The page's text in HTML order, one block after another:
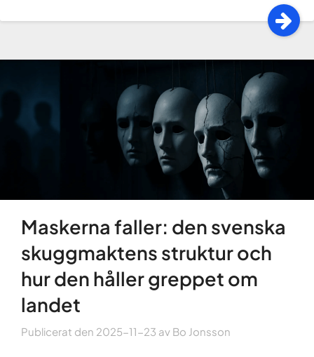
Maskerna faller: den svenska
skuggmaktens struktur och
hur den håller greppet om
landet
Publicerat den 2025-11-23 av Bo Jonsson